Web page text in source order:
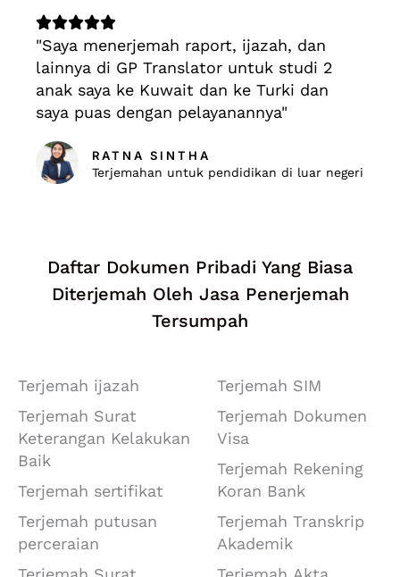
f
5
R
a
t
e
d
o
u
5
"Saya menerjemah raport, ijazah, dan
lainnya di GP Translator untuk studi 2
anak saya ke Kuwait dan ke Turki dan
saya puas dengan pelayanannya"
RATNA SINTHA
Terjemahan untuk pendidikan di luar negeri
Daftar Dokumen Pribadi Yang Biasa
Diterjemah Oleh Jasa Penerjemah
Tersumpah
Terjemah ijazah
Terjemah Surat
Keterangan Kelakukan
Baik
Terjemah sertifikat
Terjemah putusan
perceraian
Terjemah SIM
Terjemah Dokumen
Visa
Terjemah Rekening
Koran Bank
Terjemah Transkrip
Akademik